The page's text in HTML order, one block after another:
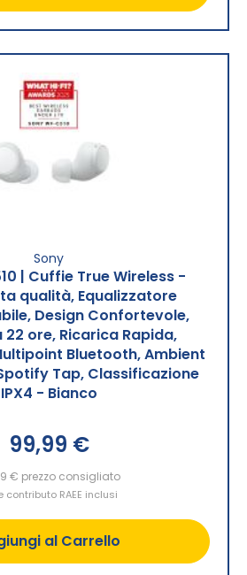
Sony
| Cuffie True Wireless -
qualità, Equalizzatore
Design Confortevole,
ore, Ricarica Rapida,
Bluetooth, Ambient
Tap, Classificazione
IPX4 - Bianco
99,99 €
€ prezzo consigliato
contributo RAEE inclusi
al Carrello